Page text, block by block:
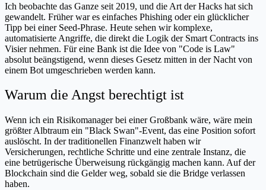
Ich beobachte das Ganze seit 2019, und die Art der Hacks hat sich
gewandelt. Früher war es einfaches Phishing oder ein glücklicher
Tipp bei einer Seed-Phrase. Heute sehen wir komplexe,
automatisierte Angriffe, die direkt die Logik der Smart Contracts ins
Visier nehmen. Für eine Bank ist die Idee von "Code is Law"
absolut beängstigend, wenn dieses Gesetz mitten in der Nacht von
einem Bot umgeschrieben werden kann.
Warum die Angst berechtigt ist
Wenn ich ein Risikomanager bei einer Großbank wäre, wäre mein
größter Albtraum ein "Black Swan"-Event, das eine Position sofort
auslöscht. In der traditionellen Finanzwelt haben wir
Versicherungen, rechtliche Schritte und eine zentrale Instanz, die
eine betrügerische Überweisung rückgängig machen kann. Auf der
Blockchain sind die Gelder weg, sobald sie die Bridge verlassen
haben.